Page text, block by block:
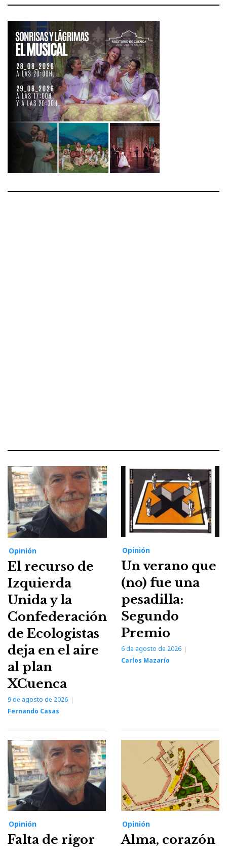
Opinión
El recurso de
Izquierda
Unida y la
Confederación
de Ecologistas
deja en el aire
al plan
XCuenca
9 de agosto de 2026
Fernando Casas
Opinión
Un verano que
(no) fue una
pesadilla:
Segundo
Premio
6 de agosto de 2026
Carlos Mazarío
Opinión
Falta de rigor
Opinión
Alma, corazón